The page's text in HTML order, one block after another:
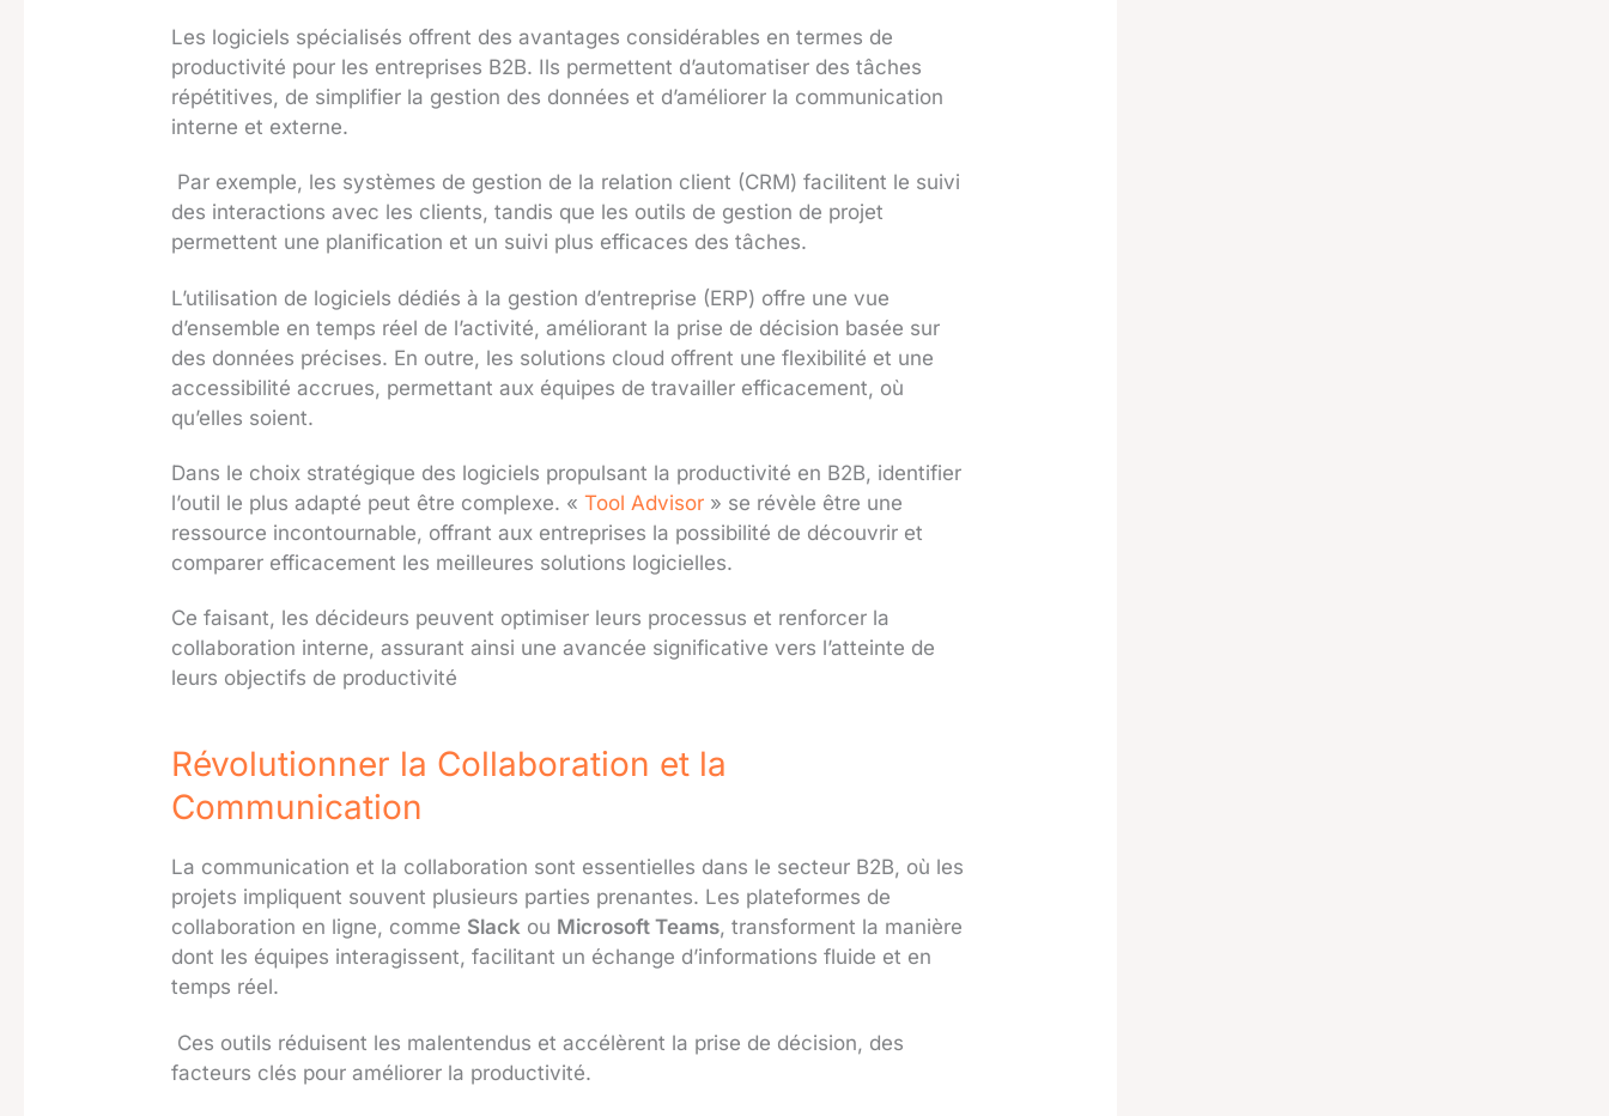
Les logiciels spécialisés offrent des avantages considérables en termes de
productivité pour les entreprises B2B. Ils permettent d’automatiser des tâches
répétitives, de simplifier la gestion des données et d’améliorer la communication
interne et externe.
Par exemple, les systèmes de gestion de la relation client (CRM) facilitent le suivi
des interactions avec les clients, tandis que les outils de gestion de projet
permettent une planification et un suivi plus efficaces des tâches.
L’utilisation de logiciels dédiés à la gestion d’entreprise (ERP) offre une vue
d’ensemble en temps réel de l’activité, améliorant la prise de décision basée sur
des données précises. En outre, les solutions cloud offrent une flexibilité et une
accessibilité accrues, permettant aux équipes de travailler efficacement, où
qu’elles soient.
Dans le choix stratégique des logiciels propulsant la productivité en B2B, identifier
l’outil le plus adapté peut être complexe. «Tool Advisor » se révèle être une
ressource incontournable, offrant aux entreprises la possibilité de découvrir et
comparer efficacement les meilleures solutions logicielles.
Ce faisant, les décideurs peuvent optimiser leurs processus et renforcer la
collaboration interne, assurant ainsi une avancée significative vers l’atteinte de
leurs objectifs de productivité
Révolutionner la Collaboration et la
Communication
La communication et la collaboration sont essentielles dans le secteur B2B, où les
projets impliquent souvent plusieurs parties prenantes. Les plateformes de
collaboration en ligne, comme Slack ou Microsoft Teams, transforment la manière
dont les équipes interagissent, facilitant un échange d’informations fluide et en
temps réel.
Ces outils réduisent les malentendus et accélèrent la prise de décision, des
facteurs clés pour améliorer la productivité.